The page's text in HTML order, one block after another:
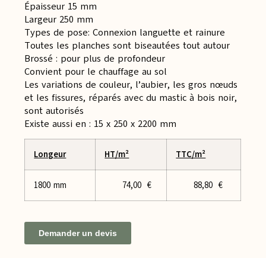
Épaisseur 15 mm
Largeur 250 mm
Types de pose: Connexion languette et rainure
Toutes les planches sont biseautées tout autour
Brossé : pour plus de profondeur
Convient pour le chauffage au sol
Les variations de couleur, l’aubier, les gros nœuds
et les fissures, réparés avec du mastic à bois noir,
sont autorisés
Existe aussi en : 15 x 250 x 2200 mm
Longeur HT/m² TTC/m²
1800 mm 74,00 € 88,80 €
Demander un devis